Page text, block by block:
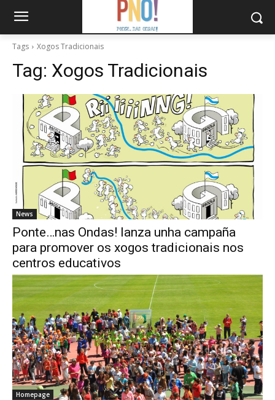
Tags Xogos Tradicionais
Tag: Xogos Tradicionais
News
Ponte…nas Ondas! lanza unha campaña
para promover os xogos tradicionais nos
centros educativos
Homepage